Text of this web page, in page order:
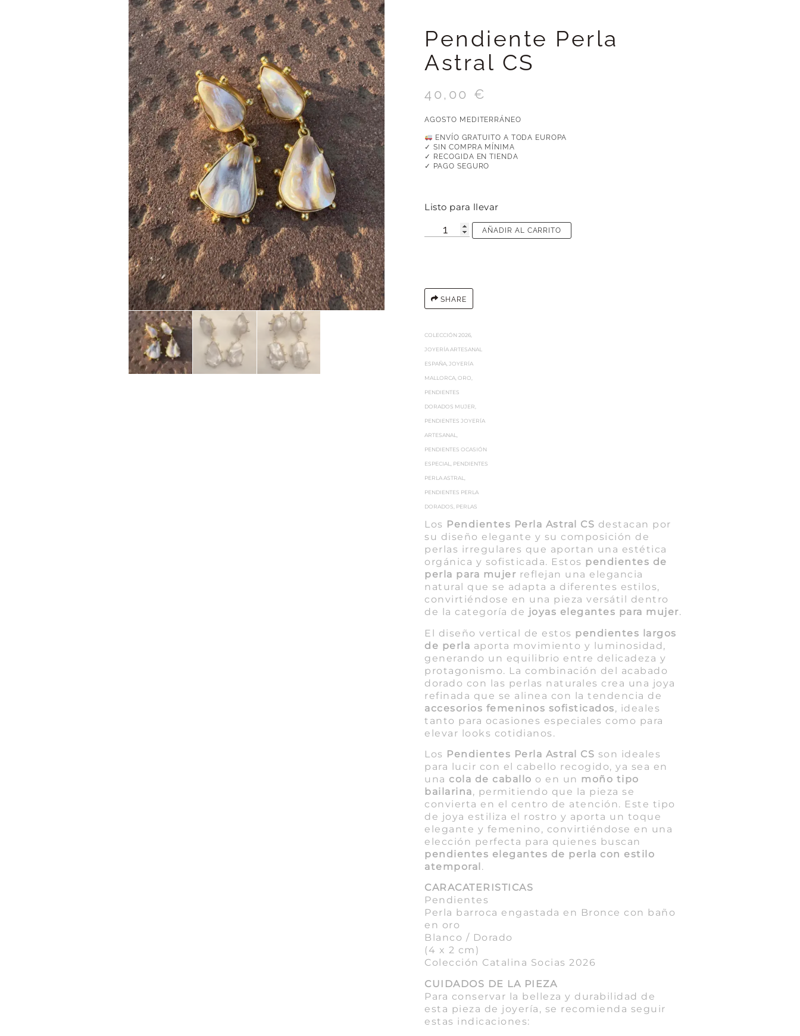
Pendiente Perla
Astral CS
40,00 €
AGOSTO MEDITERRÁNEO
ENVÍO GRATUITO A TODA EUROPA
✓ SIN COMPRA MÍNIMA
✓ RECOGIDA EN TIENDA
✓ PAGO SEGURO
Listo para llevar
AÑADIR AL CARRITO
SHARE
COLECCIÓN 2026
JOYERÍA ARTESANAL
ESPAÑA JOYERÍA
MALLORCA ,ORO
PENDIENTES
DORADOS MUJER
PENDIENTES JOYERÍA
ARTESANAL
PENDIENTES OCASIÓN
ESPECIAL PENDIENTES
PERLA ASTRAL
PENDIENTES PERLA
DORADOS PERLAS
Los Pendientes Perla Astral CS destacan por
su diseño elegante y su composición de
perlas irregulares que aportan una estética
orgánica y sofisticada. Estos pendientes de
perla para mujer reflejan una elegancia
natural que se adapta a diferentes estilos,
convirtiéndose en una pieza versátil dentro
de la categoría de joyas elegantes para mujer.
El diseño vertical de estos pendientes largos
de perla aporta movimiento y luminosidad,
generando un equilibrio entre delicadeza y
protagonismo. La combinación del acabado
dorado con las perlas naturales crea una joya
refinada que se alinea con la tendencia de
accesorios femeninos sofisticados, ideales
tanto para ocasiones especiales como para
elevar looks cotidianos.
Los Pendientes Perla Astral CS son ideales
para lucir con el cabello recogido, ya sea en
una cola de caballo o en un moño tipo
bailarina, permitiendo que la pieza se
convierta en el centro de atención. Este tipo
de joya estiliza el rostro y aporta un toque
elegante y femenino, convirtiéndose en una
elección perfecta para quienes buscan
pendientes elegantes de perla con estilo
atemporal .
CARACATERISTICAS
Pendientes
Perla barroca engastada en Bronce con baño
en oro
Blanco / Dorado
(4 x 2 cm)
Colección Catalina Socias 2026
CUIDADOS DE LA PIEZA
Para conservar la belleza y durabilidad de
esta pieza de joyería, se recomienda seguir
estas indicaciones: